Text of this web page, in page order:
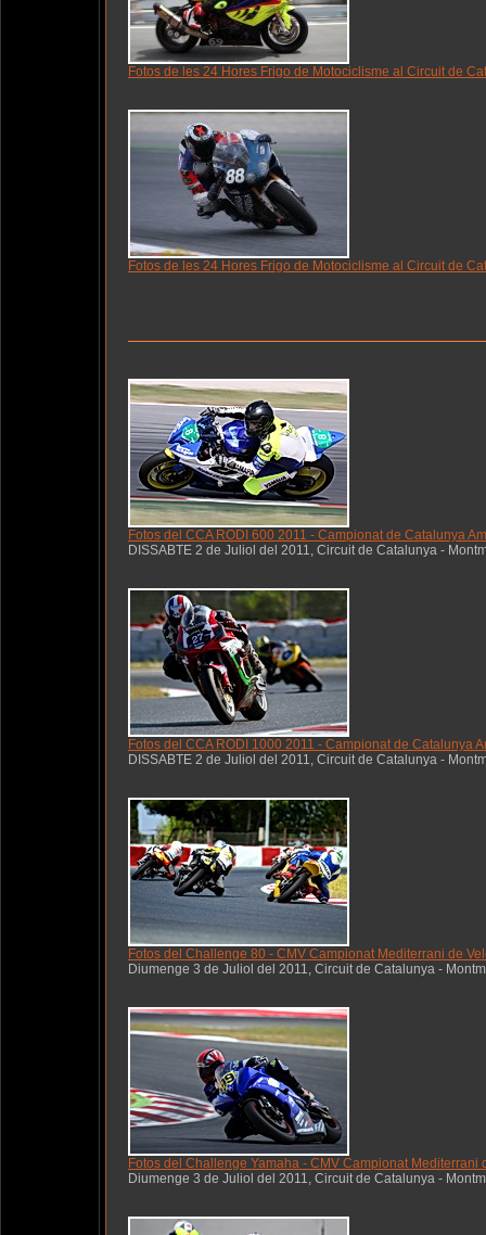
Fotos de les 24 Hores Frigo de Motociclisme al Circuit de
Fotos de les 24 Hores Frigo de Motociclisme al Circuit de
Fotos del CCA RODI 600 2011 - Campionat de Catalunya
DISSABTE 2 de Juliol del 2011, Circuit de Catalunya -
Fotos del CCA RODI 1000 2011 - Campionat de Catalunya
DISSABTE 2 de Juliol del 2011, Circuit de Catalunya -
Fotos del Challenge 80 - CMV Campionat Mediterrani de
Diumenge 3 de Juliol del 2011, Circuit de Catalunya -
Fotos del Challenge Yamaha - CMV Campionat
Diumenge 3 de Juliol del 2011, Circuit de Catalunya -